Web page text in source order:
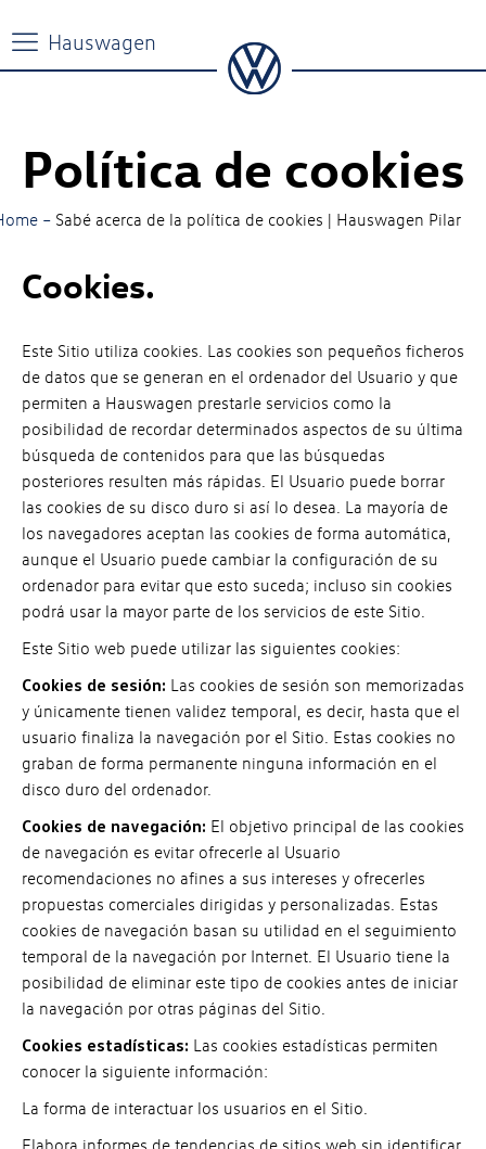
Política de cookies
– Sabé acerca de la política de cookies | Hauswagen Pilar
Cookies.
Este Sitio utiliza cookies. Las cookies son pequeños ficheros
de datos que se generan en el ordenador del Usuario y que
permiten a Hauswagen prestarle servicios como la
posibilidad de recordar determinados aspectos de su última
búsqueda de contenidos para que las búsquedas
posteriores resulten más rápidas. El Usuario puede borrar
las cookies de su disco duro si así lo desea. La mayoría de
los navegadores aceptan las cookies de forma automática,
aunque el Usuario puede cambiar la configuración de su
ordenador para evitar que esto suceda; incluso sin cookies
podrá usar la mayor parte de los servicios de este Sitio.
Este Sitio web puede utilizar las siguientes cookies:
Cookies de sesión: Las cookies de sesión son memorizadas
y únicamente tienen validez temporal, es decir, hasta que el
usuario finaliza la navegación por el Sitio. Estas cookies no
graban de forma permanente ninguna información en el
disco duro del ordenador.
Cookies de navegación: El objetivo principal de las cookies
de navegación es evitar ofrecerle al Usuario
recomendaciones no afines a sus intereses y ofrecerles
propuestas comerciales dirigidas y personalizadas. Estas
cookies de navegación basan su utilidad en el seguimiento
temporal de la navegación por Internet. El Usuario tiene la
posibilidad de eliminar este tipo de cookies antes de iniciar
la navegación por otras páginas del Sitio.
Cookies estadísticas: Las cookies estadísticas permiten
conocer la siguiente información:
La forma de interactuar los usuarios en el Sitio.
Elabora informes de tendencias de sitios web sin identificar